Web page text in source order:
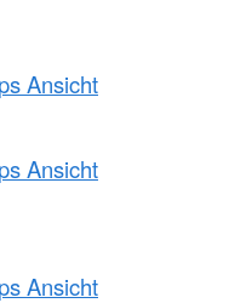
Ansicht
Ansicht
Ansicht